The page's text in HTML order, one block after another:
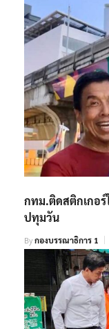
กทม.ติดสติกเกอร์
ปทุมวัน
Byกองบรรณาธิการ 1